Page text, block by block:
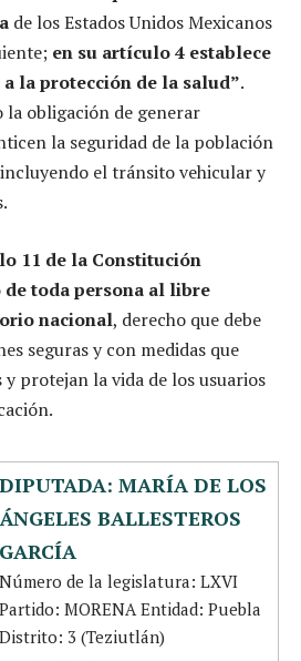
de los Estados Unidos Mexicanos
en su artículo 4 establece
la protección de la salud”.
la obligación de generar
la seguridad de la población
el tránsito vehicular y
11 de la Constitución
toda persona al libre
nacional, derecho que debe
seguras y con medidas que
protejan la vida de los usuarios
DIPUTADA: MARÍA DE LOS
ÁNGELES BALLESTEROS
GARCÍA
Número de la legislatura: LXVI
Partido: MORENA Entidad: Puebla
Distrito: 3 (Teziutlán)